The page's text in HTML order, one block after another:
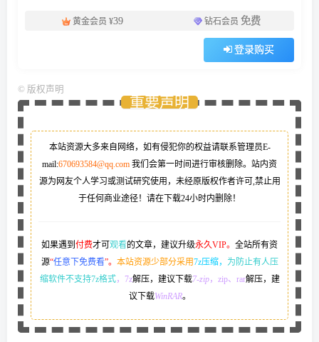
黄金会员 ¥39 钻石会员 免费
登录购买
© 版权声明
重要声明
本站资源大多来自网络，如有侵犯你的权益请联系管理员E-
mail:670693584@qq.com 我们会第一时间进行审核删除。站内资
源为网友个人学习或测试研究使用，未经原版权作者许可,禁止用
于任何商业途径！请在下载24小时内删除！
如果遇到 付费才可 观看的文章，建议升级永久VIP。 全站所有资
源“任意下免费看”。 本站资源少部分采用7z压缩，
为防止有人压
缩软件不支持7z格式，7z解压，建议下载7-zip，zip、rar解压，建
议下载WinRAR。